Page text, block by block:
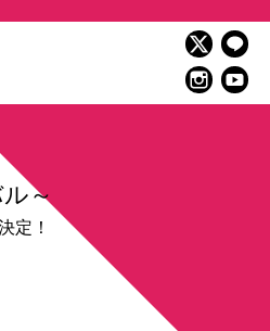
～
定！